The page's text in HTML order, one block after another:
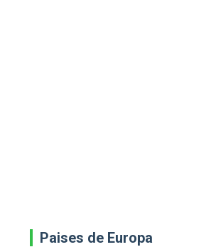
Paises de Europa